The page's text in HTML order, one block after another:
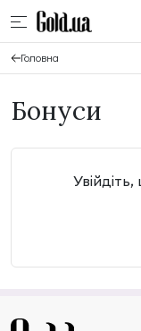
Головна
Бонуси